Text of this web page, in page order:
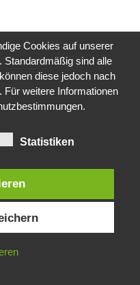
die weitere Nutzung dieser
Cookies zu.
Cookies auf unserer
Standardmäßig sind alle
diese jedoch nach
Für weitere Informationen
Statistiken